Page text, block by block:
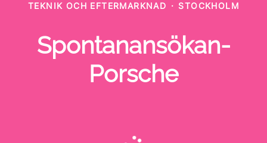
TEKNIK OCH EFTERMARKNAD · STOCKHOLM
Spontanansökan-
Porsche